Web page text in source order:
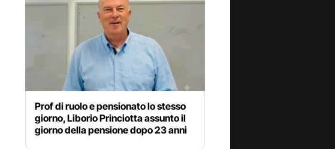
Prof di ruolo e pensionato lo stesso
giorno, Liborio Princiotta assunto il
giorno della pensione dopo 23 anni